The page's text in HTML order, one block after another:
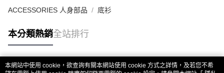
ACCESSORIES 人身部品 底衫
本分類熱銷全站排行
本網站中使用 cookie，欲查詢有關本網站使用 cookie 方式之詳情，及若您不希